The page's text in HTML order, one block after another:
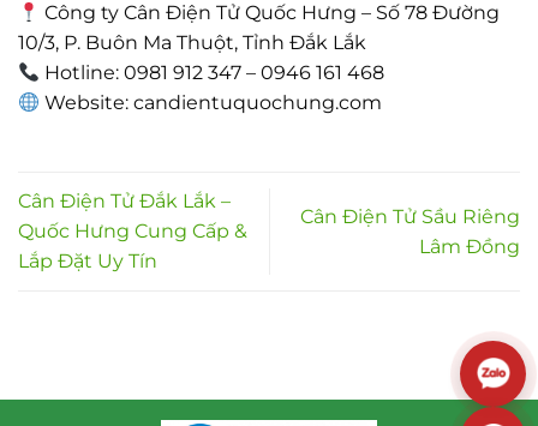
Công ty Cân Điện Tử Quốc Hưng – Số 78 Đường
10/3, P. Buôn Ma Thuột, Tỉnh Đắk Lắk
Hotline: 0981 912 347 – 0946 161 468
Website: candientuquochung.com
Cân Điện Tử Đắk Lắk –
Quốc Hưng Cung Cấp &
Lắp Đặt Uy Tín
Cân Điện Tử Sầu Riêng
Lâm Đồng